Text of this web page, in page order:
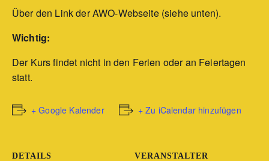
Über den Link der AWO-Webseite (siehe unten).
Wichtig:
Der Kurs findet nicht in den Ferien oder an Feiertagen
statt.
+ Google Kalender + Zu iCalendar hinzufügen
DETAILS VERANSTALTER